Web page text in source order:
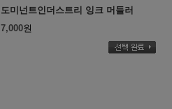
도미넌트인더스트리 잉크 머들러
7,000원